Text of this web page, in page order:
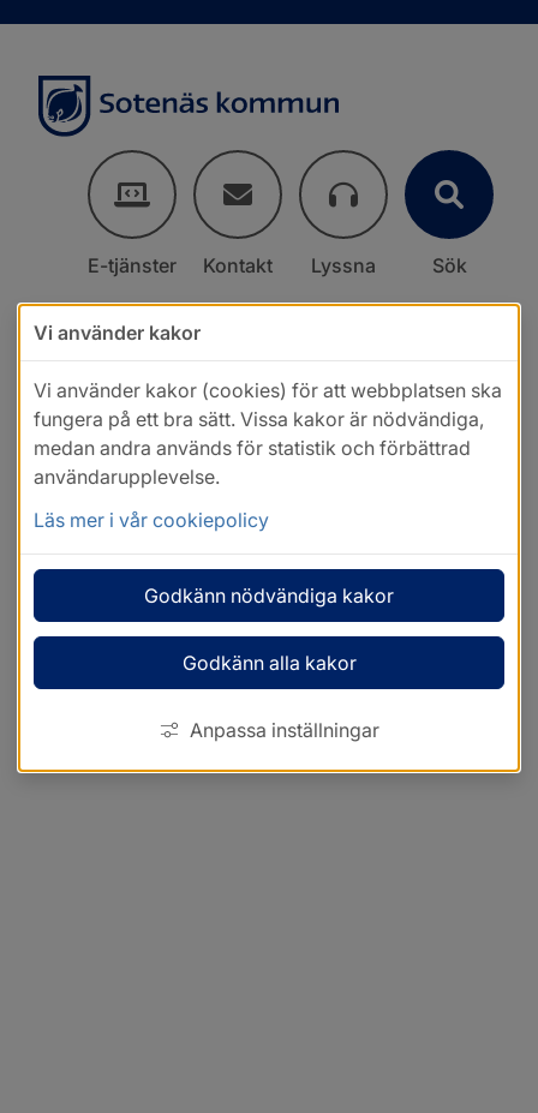
E-tjänster Kontakt Lyssna Sök
Vi använder kakor
Vi använder kakor (cookies) för att webbplatsen ska
fungera på ett bra sätt. Vissa kakor är nödvändiga,
medan andra används för statistik och förbättrad
användarupplevelse.
Läs mer i vår cookiepolicy
Godkänn nödvändiga kakor
Godkänn alla kakor
Anpassa inställningar